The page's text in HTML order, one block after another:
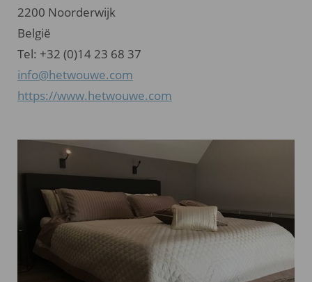
2200 Noorderwijk
België
Tel: +32 (0)14 23 68 37
info@hetwouwe.com
https://www.hetwouwe.com